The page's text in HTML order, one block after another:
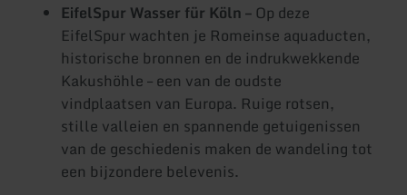
EifelSpur Wasser für Köln – Op deze
EifelSpur wachten je Romeinse aquaducten,
historische bronnen en de indrukwekkende
Kakushöhle – een van de oudste
vindplaatsen van Europa. Ruige rotsen,
stille valleien en spannende getuigenissen
van de geschiedenis maken de wandeling tot
een bijzondere belevenis.